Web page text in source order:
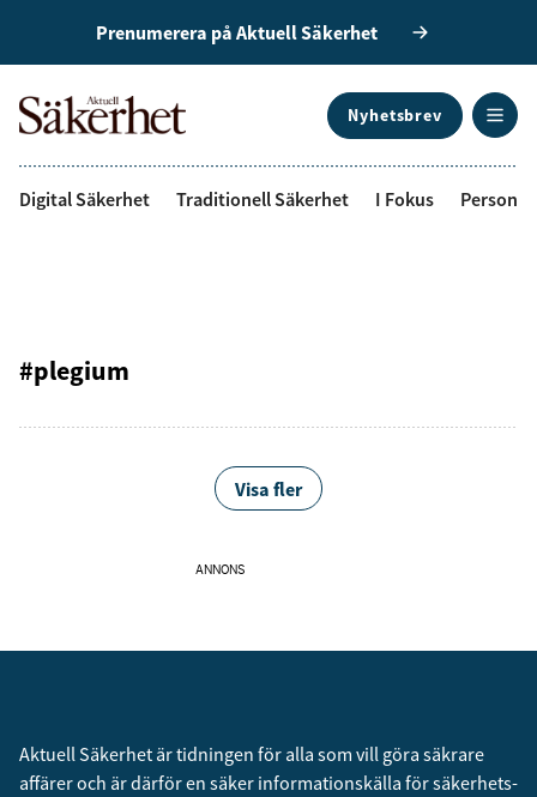
Prenumerera på Aktuell Säkerhet
Nyhetsbrev
Digital Säkerhet Traditionell Säkerhet I Fokus
#plegium
Visa fler
ANNONS
Aktuell Säkerhet är tidningen för alla som vill göra säkrare
affärer och är därför en säker informationskälla för säkerhets­